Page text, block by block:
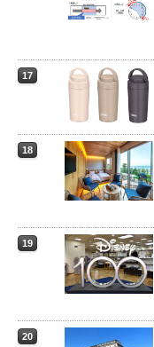
17
18
19
20